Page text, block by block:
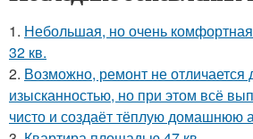
1. Небольшая, но очень
32 кв.
2. Возможно, ремонт не отличается
изысканностью, но при этом всё
чисто и создаёт тёплую домашнюю